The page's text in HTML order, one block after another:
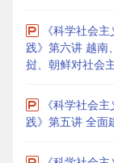
《科学社会
践》第六讲 越南
挝、朝鲜对社会
《科学社会
践》第五讲 全面